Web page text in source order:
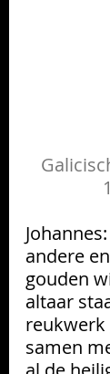
Johannes:
andere
gouden
altaar
reukwerk
samen